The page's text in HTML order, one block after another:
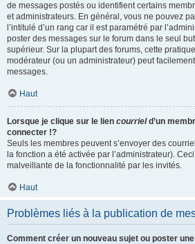
de messages postés ou identifient certains
et administrateurs. En général, vous ne pouvez
l’intitulé d’un rang car il est paramétré par
poster des messages sur le forum dans le seul
supérieur. Sur la plupart des forums, cette
modérateur (ou un administrateur) peut
messages.
Haut
Lorsque je clique sur le lien courrield’un
connecter !?
Seuls les membres peuvent s’envoyer des
la fonction a été activée par l’administrateur).
malveillante de la fonctionnalité par les invités.
Haut
Problèmes liés à la publication de
Comment créer un nouveau sujet ou poster